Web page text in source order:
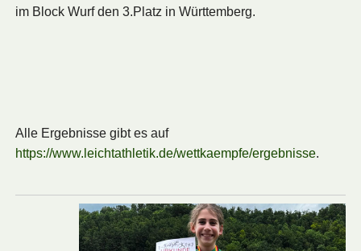
im Block Wurf den 3.Platz in Württemberg.
Alle Ergebnisse gibt es auf
https://www.leichtathletik.de/wettkaempfe/ergebnisse.